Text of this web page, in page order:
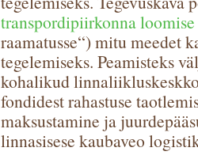
transpordipiirkonna loomise
raamatusse“) mitu meedet
tegelemiseks. Peamisteks
kohalikud
fondidest rahastuse
maksustamine ja
linnasisese kaubaveo